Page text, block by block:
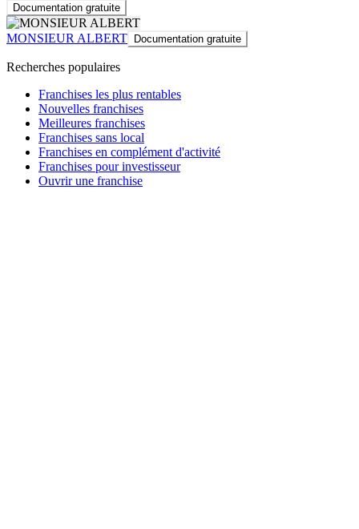
Documentation gratuite
MONSIEUR ALBERT Documentation gratuite
Recherches populaires
Franchises les plus rentables
Nouvelles franchises
Meilleures franchises
Franchises sans local
Franchises en complément d'activité
Franchises pour investisseur
Ouvrir une franchise